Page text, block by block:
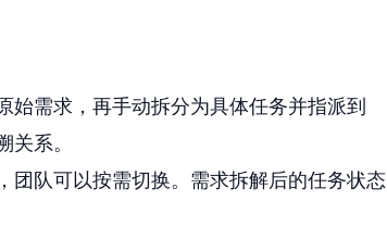
始需求，再手动拆分为具体任务并指派到
系。
团队可以按需切换。需求拆解后的任务状态